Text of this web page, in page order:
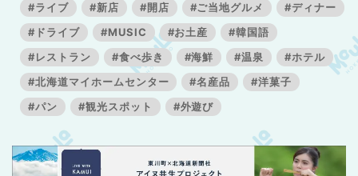
#ライブ
#新店 #開店 #ご当地グルメ
#ディナー
#ドライブ
#MUSIC #お土産
#韓国語
#レストラン
#食べ歩き #海鮮 #温泉
#ホテル
#北海道マイホームセンター
#名産品
#洋菓子
#パン
#観光スポット #外遊び